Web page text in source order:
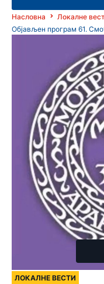
Насловна
Локалне
Објављен програм 61.
ЛОКАЛНЕ ВЕСТИ